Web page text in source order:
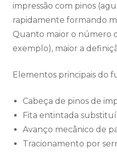
impressão com pinos
rapidamente formando
Quanto maior o número
exemplo), maior a
Elementos principais do
Cabeça de pinos de
Fita entintada
Avanço mecânico de
Tracionamento por